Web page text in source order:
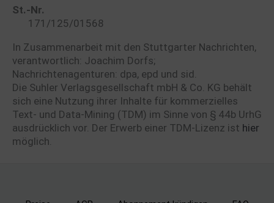
St.-Nr.
171/125/01568
In Zusammenarbeit mit den Stuttgarter Nachrichten,
verantwortlich: Joachim Dorfs;
Nachrichtenagenturen: dpa, epd und sid.
Die Suhler Verlagsgesellschaft mbH & Co. KG behält
sich eine Nutzung ihrer Inhalte für kommerzielles
Text- und Data-Mining (TDM) im Sinne von § 44b UrhG
ausdrücklich vor. Der Erwerb einer TDM-Lizenz ist hier
möglich.